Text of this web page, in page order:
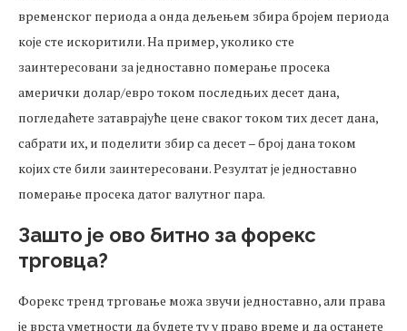
временског периода а онда дељењем збира бројем периода
које сте искоритили. На пример, уколико сте
заинтересовани за једноставно померање просека
амерички долар/евро током последњих десет дана,
погледаћете затаврајуће цене сваког током тих десет дана,
сабрати их, и поделити збир са десет – број дана током
којих сте били заинтересовани. Резултат је једноставно
померање просека датог валутног пара.
Зашто је ово битно за форекс
трговца?
Форекс тренд трговање можа звучи једноставно, али права
је врста уметности да будете ту у право време и да останете